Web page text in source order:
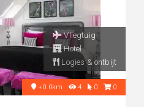
Vliegtuig
Hotel
Logies & ontbijt
+0.0km 4 0 0